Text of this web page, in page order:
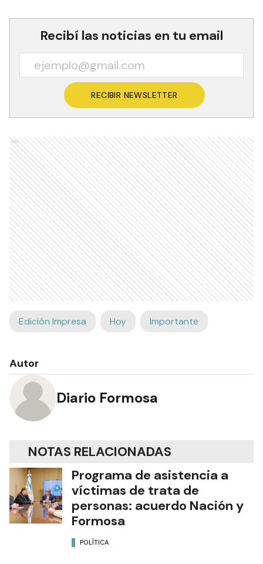
Recibí las noticias en tu email
RECIBIR NEWSLETTER
Ads
Edición Impresa Hoy Importante
Autor
Diario Formosa
NOTAS RELACIONADAS
Programa de asistencia a
víctimas de trata de
personas: acuerdo Nación y
Formosa
POLÍTICA